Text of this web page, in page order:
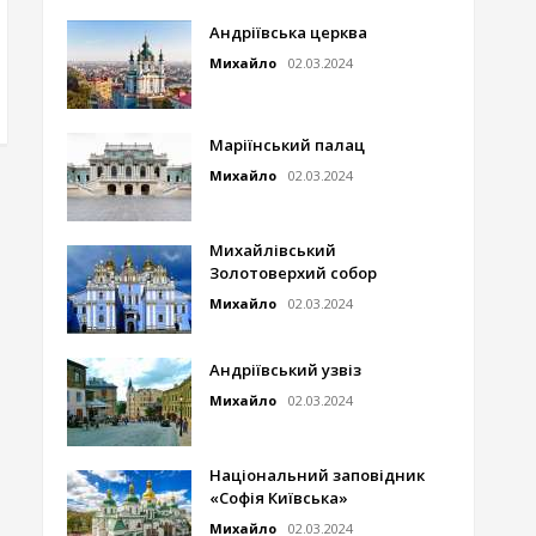
Андріївська церква
Михайло 02.03.2024
Маріїнський палац
Михайло 02.03.2024
Михайлівський
Золотоверхий собор
Михайло 02.03.2024
Андріївський узвіз
Михайло 02.03.2024
Національний заповідник
«Софія Київська»
Михайло 02.03.2024